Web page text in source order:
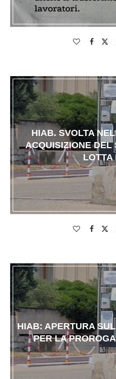
HIAB. SVOLTA
ACQUISIZIONE DEL
LOTTA
HIAB: APERTURA
PER LA